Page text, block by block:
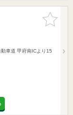
お気に入
りに追加
車道 甲府南ICより15